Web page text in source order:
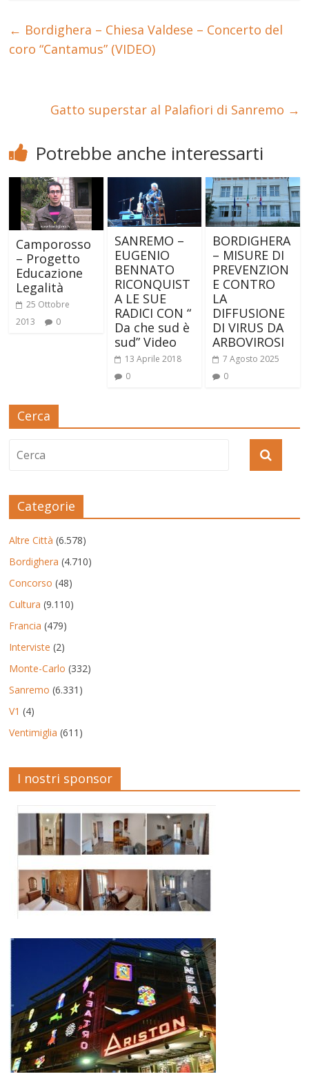
← Bordighera – Chiesa Valdese – Concerto del
coro “Cantamus” (VIDEO)
Gatto superstar al Palafiori di Sanremo →
Potrebbe anche interessarti
Camporosso
– Progetto
Educazione
Legalità
25 Ottobre
2013
0
SANREMO –
EUGENIO
BENNATO
RICONQUIST
A LE SUE
RADICI CON “
Da che sud è
sud” Video
13 Aprile 2018
0
BORDIGHERA
– MISURE DI
PREVENZION
E CONTRO
LA
DIFFUSIONE
DI VIRUS DA
ARBOVIROSI
7 Agosto 2025
0
Cerca
Categorie
Altre Città (6.578)
Bordighera (4.710)
Concorso (48)
Cultura (9.110)
Francia (479)
Interviste (2)
Monte-Carlo (332)
Sanremo (6.331)
V1 (4)
Ventimiglia (611)
I nostri sponsor